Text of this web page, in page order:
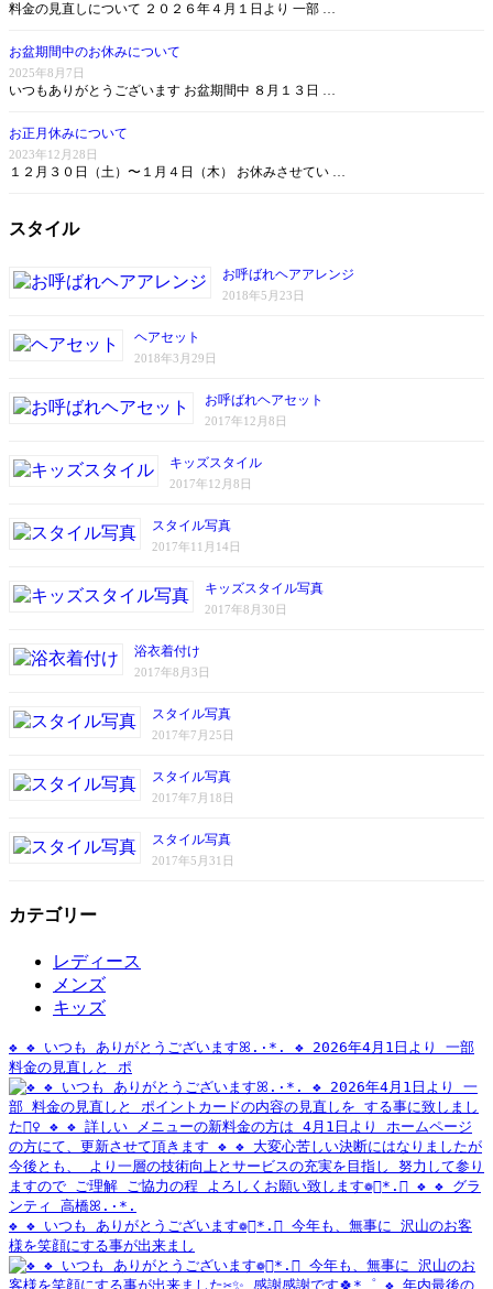
料金の見直しについて ２０２６年４月１日より 一部 …
お盆期間中のお休みについて
2025年8月7日
いつもありがとうございます お盆期間中 ８月１３日 …
お正月休みについて
2023年12月28日
１２月３０日（土）〜１月４日（木） お休みさせてい …
スタイル
お呼ばれヘアアレンジ
2018年5月23日
ヘアセット
2018年3月29日
お呼ばれヘアセット
2017年12月8日
キッズスタイル
2017年12月8日
スタイル写真
2017年11月14日
キッズスタイル写真
2017年8月30日
浴衣着付け
2017年8月3日
スタイル写真
2017年7月25日
スタイル写真
2017年7月18日
スタイル写真
2017年5月31日
カテゴリー
レディース
メンズ
キッズ
❖ ❖ いつも ありがとうございますꕤ.·*. ❖ 2026年4月1日より 一部
料金の見直しと ポ
❖ ❖ いつも ありがとうございます❁⃘*.ﾟ 今年も、無事に 沢山のお客
様を笑顔にする事が出来まし